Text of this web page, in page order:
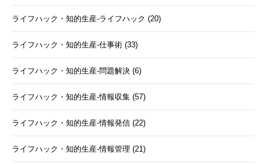
ライフハック・知的生産-ライフハック (20)
ライフハック・知的生産-仕事術 (33)
ライフハック・知的生産-問題解決 (6)
ライフハック・知的生産-情報収集 (57)
ライフハック・知的生産-情報発信 (22)
ライフハック・知的生産-情報管理 (21)